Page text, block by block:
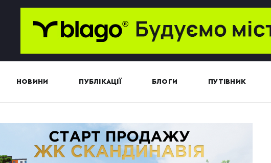
НОВИНИ ПУБЛІКАЦІЇ БЛОГИ ПУТІВНИК